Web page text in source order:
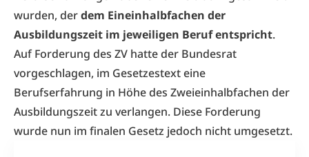
wurden, derdem Eineinhalbfachen der
Ausbildungszeit im jeweiligen Beruf entspricht.
Auf Forderung des ZV hatte der Bundesrat
vorgeschlagen, im Gesetzestext eine
Berufserfahrung in Höhe des Zweieinhalbfachen der
Ausbildungszeit zu verlangen. Diese Forderung
wurde nun im finalen Gesetz jedoch nicht umgesetzt.